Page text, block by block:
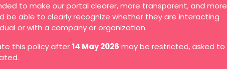
to make our portal clearer, more transparent, and more
be able to clearly recognize whether they are interacting
or with a company or organization.
this policy after14 May 2026 may be restricted, asked to